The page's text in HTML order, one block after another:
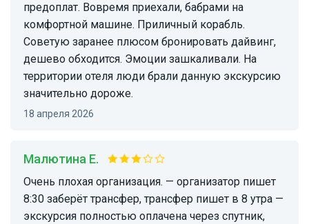
предоплат. Вовремя приехали, бабрами на
комфортной машине. Приличный корабль.
Советую заранее плюсом бронировать дайвинг,
дешево обходится. Эмоции зашкаливали. На
территории отеля люди брали данную экскурсию
значительно дороже.
18 апреля 2026
Малютина Е.
Очень плохая организация. — организатор пишет
8:30 заберёт трансфер, трансфер пишет в 8 утра —
экскурсия полностью оплачена через спутник,